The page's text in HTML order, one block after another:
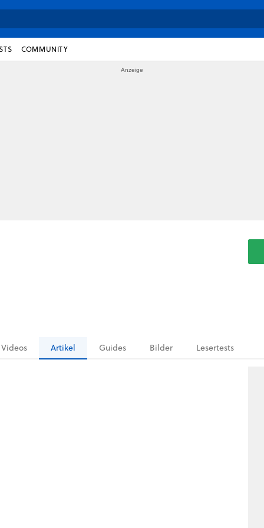
COMMUNITY
Videos Artikel Guides Bilder Lesertests